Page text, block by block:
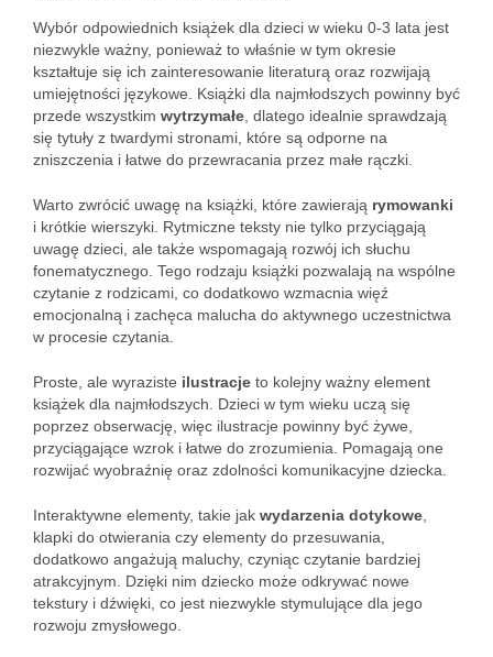
Wybór odpowiednich książek dla dzieci w wieku 0-3 lata jest
niezwykle ważny, ponieważ to właśnie w tym okresie
kształtuje się ich zainteresowanie literaturą oraz rozwijają
umiejętności językowe. Książki dla najmłodszych powinny być
przede wszystkim wytrzymałe , dlatego idealnie sprawdzają
się tytuły z twardymi stronami, które są odporne na
zniszczenia i łatwe do przewracania przez małe rączki.
Warto zwrócić uwagę na książki, które zawierają rymowanki
i krótkie wierszyki. Rytmiczne teksty nie tylko przyciągają
uwagę dzieci, ale także wspomagają rozwój ich słuchu
fonematycznego. Tego rodzaju książki pozwalają na wspólne
czytanie z rodzicami, co dodatkowo wzmacnia więź
emocjonalną i zachęca malucha do aktywnego uczestnictwa
w procesie czytania.
Proste, ale wyraziste ilustracje to kolejny ważny element
książek dla najmłodszych. Dzieci w tym wieku uczą się
poprzez obserwację, więc ilustracje powinny być żywe,
przyciągające wzrok i łatwe do zrozumienia. Pomagają one
rozwijać wyobraźnię oraz zdolności komunikacyjne dziecka.
Interaktywne elementy, takie jak wydarzenia dotykowe
klapki do otwierania czy elementy do przesuwania,
dodatkowo angażują maluchy, czyniąc czytanie bardziej
atrakcyjnym. Dzięki nim dziecko może odkrywać nowe
tekstury i dźwięki, co jest niezwykle stymulujące dla jego
rozwoju zmysłowego.